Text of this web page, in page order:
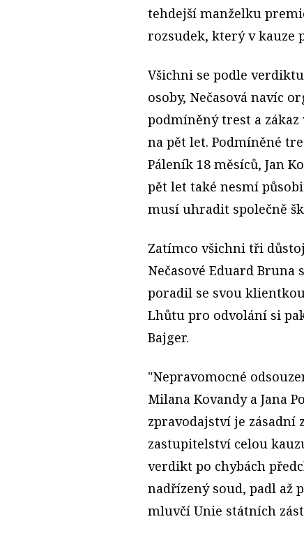
tehdejší manželku
rozsudek, který v kauze
Všichni se podle
osoby, Nečasová navíc
podmíněný trest a
na pět let. Podmíněné
Páleník 18 měsíců, Jan
pět let také nesmí
musí uhradit společně
Zatímco všichni tři
Nečasové Eduard
poradil se svou
Lhůtu pro odvolání si
Bajger.
"Nepravomocné
Milana Kovandy a Jana
zpravodajství je zásadní
zastupitelství celou
verdikt po chybách
nadřízený soud, padl až
mluvčí Unie státních